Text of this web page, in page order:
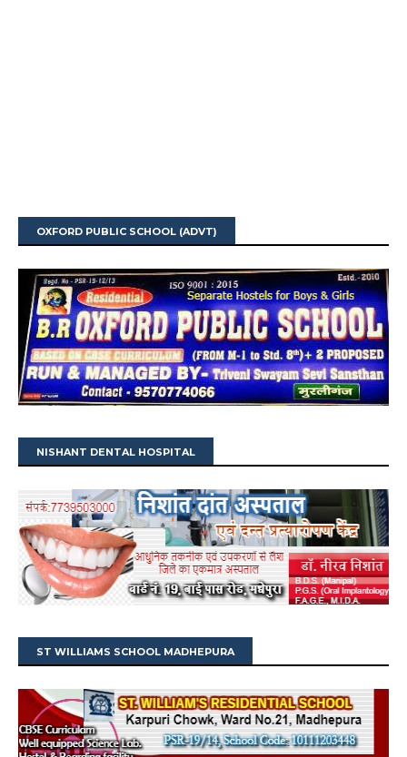
OXFORD PUBLIC SCHOOL (ADVT)
NISHANT DENTAL HOSPITAL
ST WILLIAMS SCHOOL MADHEPURA